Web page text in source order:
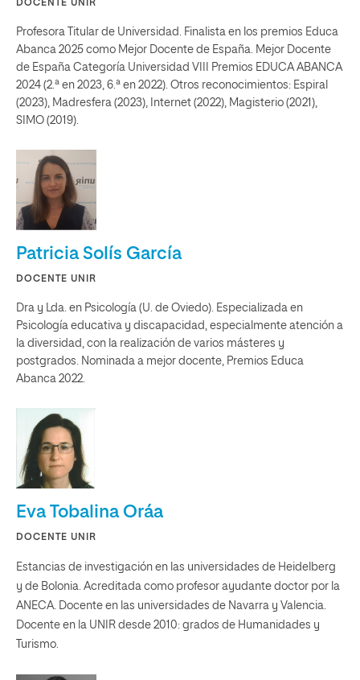
DOCENTE UNIR
Profesora Titular de Universidad. Finalista en los premios Educa
Abanca 2025 como Mejor Docente de España. Mejor Docente
de España Categoría Universidad VIII Premios EDUCA ABANCA
2024 (2.ª en 2023, 6.ª en 2022). Otros reconocimientos: Espiral
(2023), Madresfera (2023), Internet (2022), Magisterio (2021),
SIMO (2019).
Patricia Solís García
DOCENTE UNIR
Dra y Lda. en Psicología (U. de Oviedo). Especializada en
Psicología educativa y discapacidad, especialmente atención a
la diversidad, con la realización de varios másteres y
postgrados. Nominada a mejor docente, Premios Educa
Abanca 2022.
Eva Tobalina Oráa
DOCENTE UNIR
Estancias de investigación en las universidades de Heidelberg
y de Bolonia. Acreditada como profesor ayudante doctor por la
ANECA. Docente en las universidades de Navarra y Valencia.
Docente en la UNIR desde 2010: grados de Humanidades y
Turismo.